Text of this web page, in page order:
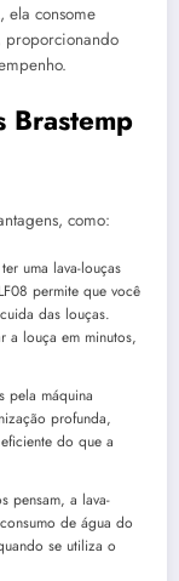
ela consome
proporcionando
Brastemp
como:
uma lava-louças
permite que você
das louças.
a louça em minutos,
pela máquina
profunda,
do que a
pensam, a lava-
de água do
se utiliza o